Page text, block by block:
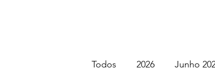
Todos 2026 Junho